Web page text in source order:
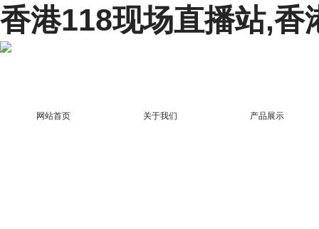
香港118现场直播站,香
网站首页 关于我们 产品展示